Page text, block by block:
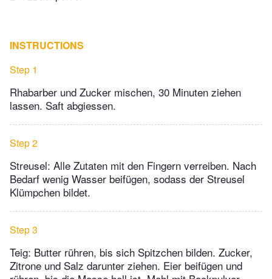
INSTRUCTIONS
Step 1
Rhabarber und Zucker mischen, 30 Minuten ziehen
lassen. Saft abgiessen.
Step 2
Streusel: Alle Zutaten mit den Fingern verreiben. Nach
Bedarf wenig Wasser beifügen, sodass der Streusel
Klümpchen bildet.
Step 3
Teig: Butter rühren, bis sich Spitzchen bilden. Zucker,
Zitrone und Salz darunter ziehen. Eier beifügen und